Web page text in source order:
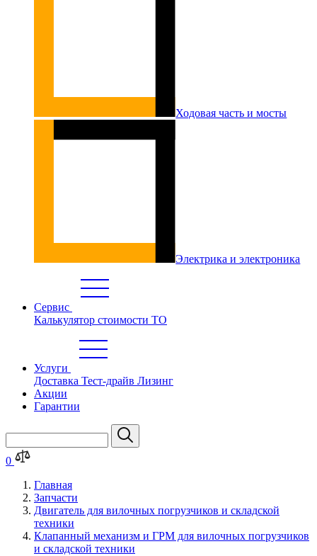
Ходовая часть и мосты
Электрика и электроника
Сервис
Калькулятор стоимости ТО
Услуги
Доставка Тест-драйв Лизинг
Акции
Гарантии
0
Главная
Запчасти
Двигатель для вилочных погрузчиков и складской
техники
Клапанный механизм и ГРМ для вилочных погрузчиков
и складской техники